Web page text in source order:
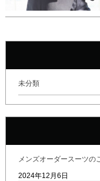
未分類
メンズオーダースーツ
2024年12月6日